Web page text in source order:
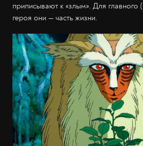
приписывают к «злым». Для главного
героя они — часть жизни.